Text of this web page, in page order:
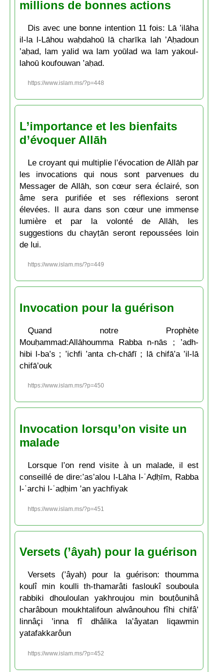
millions de bonnes actions
Dis avec une bonne intention 11 fois: Lā ’ilāha
il-la l-Lāhou waḥdahoū lā charīka lah ’Aḥadoun
’aḥad, lam yalid wa lam yoūlad wa lam yakoul-
lahoū koufouwan ’aḥad.
https://www.islam.ms/?p=448
L’importance et les bienfaits
d’évoquer Allāh
Le croyant qui multiplie l’évocation de Allāh par
les invocations qui nous sont parvenues du
Messager de Allāh, son cœur sera éclairé, son
âme sera purifiée et ses réflexions seront
élevées. Il aura dans son cœur une immense
lumière et par la volonté de Allāh, les
suggestions du chayṭān seront repoussées loin
de lui.
https://www.islam.ms/?p=449
Invocation pour la guérison
Quand notre Prophète
Mouḥammad:Allāhoumma Rabba n-nās ; ’adh-
hibi l-ba’s ; ’ichfi ’anta ch-chāfī ; lā chifā’a ’il-lā
chifā’ouk
https://www.islam.ms/?p=450
Invocation lorsqu’on visite un
malade
Lorsque l’on rend visite à un malade, il est
conseillé de dire:’as’alou l-Lāha l-ʿAḍḥīm, Rabba
l-ʿarchi l-ʿaḍḥim ’an yachfiyak
https://www.islam.ms/?p=451
Versets (’âyah) pour la guérison
Versets (’âyah) pour la guérison: thoumma
koulî min koulli th-thamarâti fasloukî souboula
rabbiki dhouloulan yakhroujou min bouṭôunihâ
charâboun moukhtalifoun alwânouhou fîhi chifâ’
linnâçi ’inna fî dhâlika la’âyatan liqawmin
yatafakkarôun
https://www.islam.ms/?p=452